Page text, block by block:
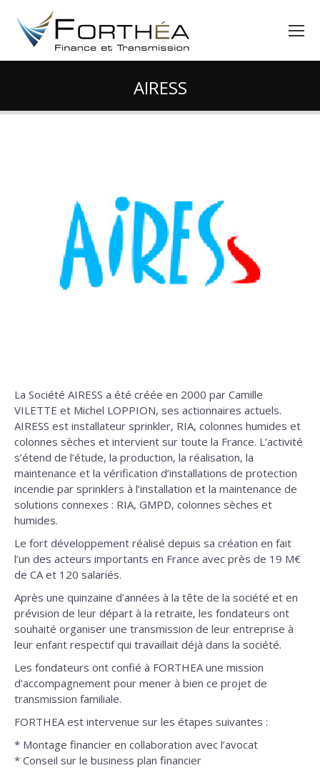
AIRESS
Vous êtes ici :
La Société AIRESS a été créée en 2000 par Camille
VILETTE et Michel LOPPION, ses actionnaires actuels.
AIRESS est installateur sprinkler, RIA, colonnes humides et
colonnes sèches et intervient sur toute la France. L’activité
s’étend de l’étude, la production, la réalisation, la
maintenance et la vérification d’installations de protection
incendie par sprinklers à l’installation et la maintenance de
solutions connexes : RIA, GMPD, colonnes sèches et
humides.
Le fort développement réalisé depuis sa création en fait
l’un des acteurs importants en France avec près de 19 M€
de CA et 120 salariés.
Après une quinzaine d’années à la tête de la société et en
prévision de leur départ à la retraite, les fondateurs ont
souhaité organiser une transmission de leur entreprise à
leur enfant respectif qui travaillait déjà dans la société.
Les fondateurs ont confié à FORTHEA une mission
d’accompagnement pour mener à bien ce projet de
transmission familiale.
FORTHEA est intervenue sur les étapes suivantes :
* Montage financier en collaboration avec l’avocat
* Conseil sur le business plan financier